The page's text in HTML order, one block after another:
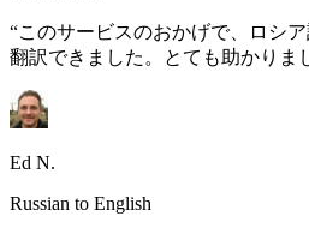
“このサービスのおかげで、ロシ
翻訳できました。とても助かりま
Ed N.
Russian to English